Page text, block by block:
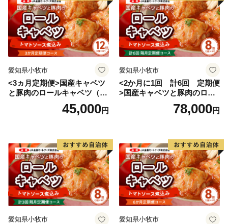
愛知県小牧市
<3ヵ月定期便>国産キャベツ
と豚肉のロールキャベツ（6P
45,000円
愛知県小牧市
<2か月に1回 計6回 定期便
>国産キャベツと豚肉のロー
ルキャベツ（4P入り）
78,000円
愛知県小牧市 愛知県小牧市